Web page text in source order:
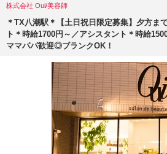
株式会社 Oui/美容師
＊TX八潮駅＊【土日祝日限定募集】夕方ま
ト＊時給1700円～／アシスタント＊時給
ママパパ歓迎◎ブランクOK！